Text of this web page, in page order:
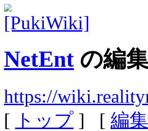
NetEnt の編
https://
[ トップ ] [ 編集